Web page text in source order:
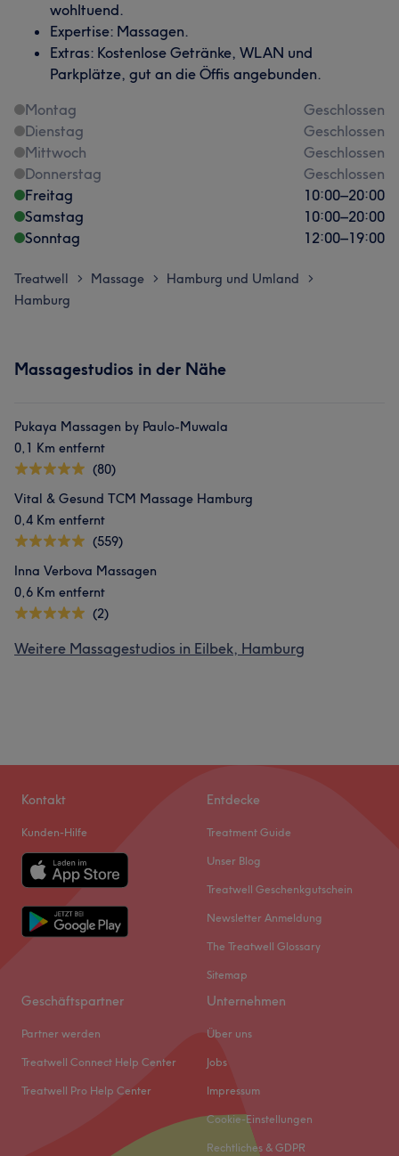
wohltuend.
Expertise: Massagen.
Extras: Kostenlose Getränke, WLAN und
Parkplätze, gut an die Öffis angebunden.
Montag
Geschlossen
Dienstag
Geschlossen
Mittwoch
Geschlossen
Donnerstag
Geschlossen
Freitag
10:00–20:00
Samstag
10:00–20:00
Sonntag
12:00–19:00
Treatwell > Massage > Hamburg und Umland >
Hamburg
Massagestudios in der Nähe
Pukaya Massagen by Paulo-Muwala
0,1 Km entfernt
(80)
Vital & Gesund TCM Massage Hamburg
0,4 Km entfernt
(559)
Inna Verbova Massagen
0,6 Km entfernt
(2)
Weitere Massagestudios in Eilbek, Hamburg
Kontakt
Kunden-Hilfe
Entdecke
Treatment Guide
Unser Blog
Treatwell Geschenkgutschein
Newsletter Anmeldung
The Treatwell Glossary
Sitemap
Geschäftspartner
Partner werden
Treatwell Connect Help Center
Treatwell Pro Help Center
Unternehmen
Über uns
Jobs
Impressum
Cookie-Einstellungen
Rechtliches & GDPR